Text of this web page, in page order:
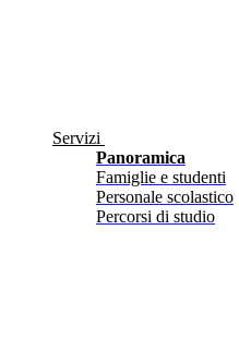
Servizi
Panoramica
Famiglie e studenti
Personale scolastico
Percorsi di studio